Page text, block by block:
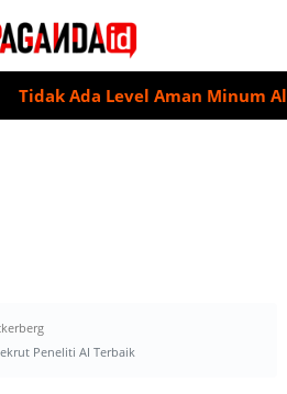
Ada Level Aman Minum
Peneliti AI Terbaik